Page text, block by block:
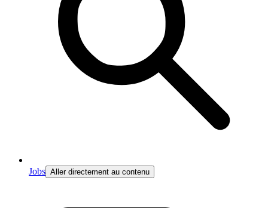
Jobs Aller directement au contenu